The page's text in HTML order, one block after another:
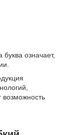
означает,
возможность